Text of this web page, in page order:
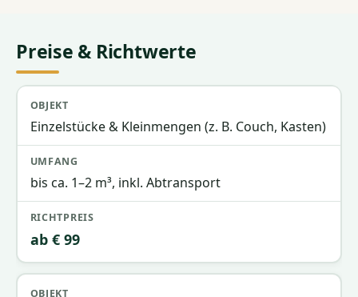
Preise & Richtwerte
Objekt
Einzelstücke & Kleinmengen (z. B. Couch, Kasten)
bis ca. 1–2 m³, inkl. Abtransport
ab € 99